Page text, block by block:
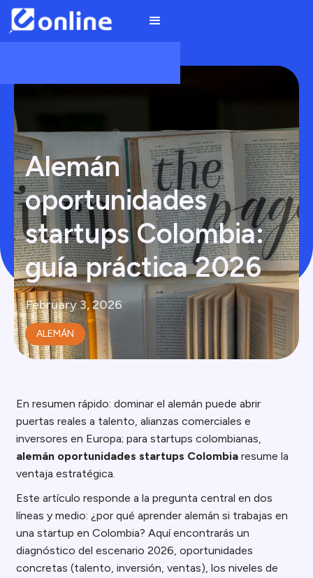
Alemán
oportunidades
startups Colombia:
guía práctica 2026
February 3, 2026
ALEMÁN
En resumen rápido: dominar el alemán puede abrir
puertas reales a talento, alianzas comerciales e
inversores en Europa; para startups colombianas,
alemán oportunidades startups Colombia resume la
ventaja estratégica.
Este artículo responde a la pregunta central en dos
líneas y medio: ¿por qué aprender alemán si trabajas en
una startup en Colombia? Aquí encontrarás un
diagnóstico del escenario 2026, oportunidades
concretas (talento, inversión, ventas), los niveles de